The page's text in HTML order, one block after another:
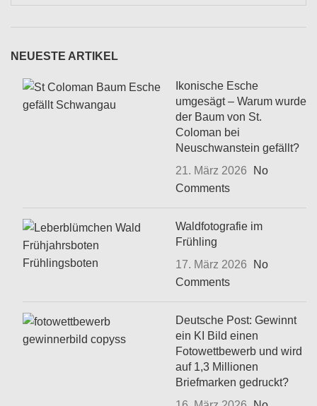
NEUESTE ARTIKEL
Ikonische Esche
umgesägt – Warum wurde
der Baum von St.
Coloman bei
Neuschwanstein gefällt?
21. März 2026
No
Comments
Waldfotografie im
Frühling
17. März 2026
No
Comments
Deutsche Post: Gewinnt
ein KI Bild einen
Fotowettbewerb und wird
auf 1,3 Millionen
Briefmarken gedruckt?